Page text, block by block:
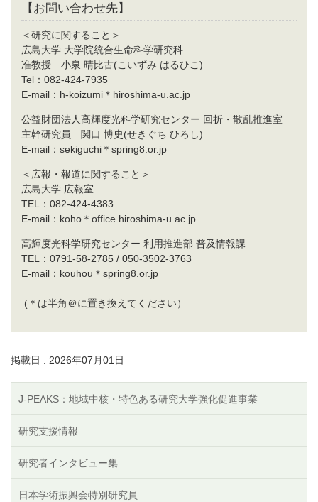
【お問い合わせ先】
＜研究に関すること＞
広島大学 大学院統合生命科学研究科
准教授 小泉 晴比古(こいずみ はるひこ)
Tel：082-424-7935
E-mail：h-koizumi＊hiroshima-u.ac.jp
公益財団法人高輝度光科学研究センター 回折・散乱推進室
主幹研究員 関口 博史(せきぐち ひろし)
E-mail：sekiguchi＊spring8.or.jp
＜広報・報道に関すること＞
広島大学 広報室
TEL：082-424-4383
E-mail：koho＊office.hiroshima-u.ac.jp
高輝度光科学研究センター 利用推進部 普及情報課
TEL：0791-58-2785 / 050-3502-3763
E-mail：kouhou＊spring8.or.jp
(＊は半角＠に置き換えてください）
掲載日 : 2026年07月01日
J-PEAKS：地域中核・特色ある研究大学強化促進事業
研究支援情報
研究者インタビュー集
日本学術振興会特別研究員